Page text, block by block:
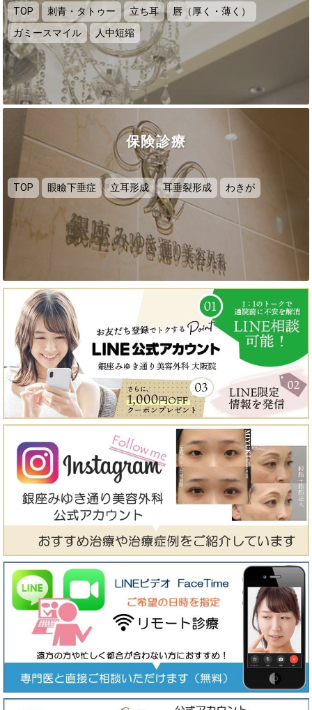
TOP 刺青・タトゥー 立ち耳
唇（厚く・薄く）
ガミースマイル
人中短縮
保険診療
TOP 眼瞼下垂症 立耳形成 耳垂裂形成 わきが